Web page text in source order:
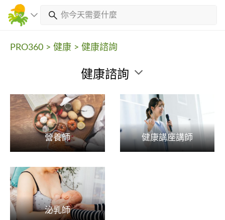
PRO360 > 健康 > 健康諮詢
健康諮詢
營養師 健康講座講師
泌乳師